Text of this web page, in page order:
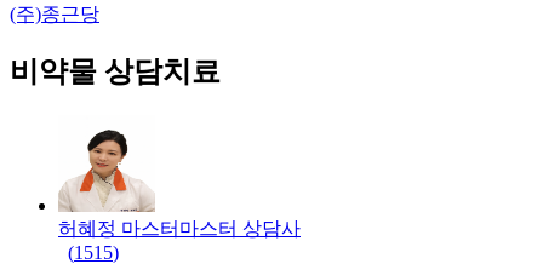
(주)종근당
비약물 상담치료
허혜정 마스터 마스터 상담사
(1515)